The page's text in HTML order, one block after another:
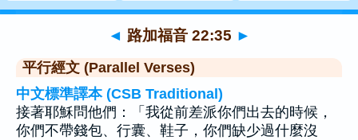
◄ 路加福音 22:35 ►
平行經文 (Parallel Verses)
中文標準譯本 (CSB Traditional)
接著耶穌問他們：「我從前差派你們出去的時候，
你們不帶錢包、行囊、鞋子，你們缺少過什麼沒